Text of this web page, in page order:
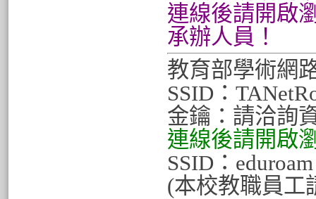
連線後請開啟
承辦人員！
教育部學術網
SSID：
金鑰：請洽詢
連線後請開啟
SSID：eduroam
(本校教職員工